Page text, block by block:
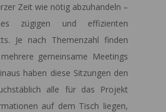
Zeit wie nötig abzuhandeln –
zügigen und effizienten
Je nach Themenzahl finden
gemeinsame Meetings
haben diese Sitzungen den
alle für das Projekt
auf dem Tisch liegen,